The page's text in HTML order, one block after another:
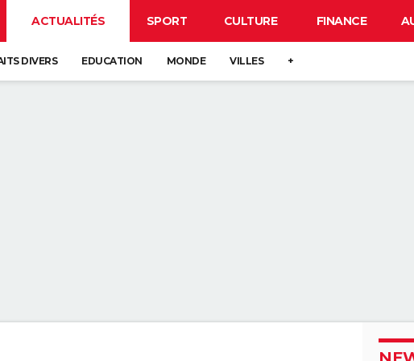
ACTUALITÉS SPORT CULTURE FINANCE
DIVERS EDUCATION MONDE VILLES +